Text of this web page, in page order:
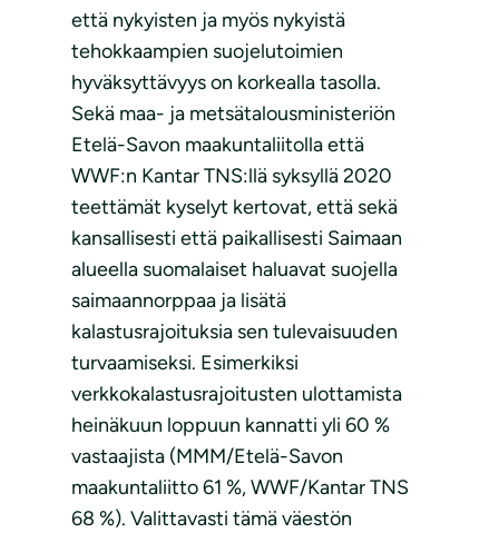
että nykyisten ja myös nykyistä
tehokkaampien suojelutoimien
hyväksyttävyys on korkealla tasolla.
Sekä maa- ja metsätalousministeriön
Etelä-Savon maakuntaliitolla että
WWF:n Kantar TNS:llä syksyllä 2020
teettämät kyselyt kertovat, että sekä
kansallisesti että paikallisesti Saimaan
alueella suomalaiset haluavat suojella
saimaannorppaa ja lisätä
kalastusrajoituksia sen tulevaisuuden
turvaamiseksi. Esimerkiksi
verkkokalastusrajoitusten ulottamista
heinäkuun loppuun kannatti yli 60 %
vastaajista (MMM/Etelä-Savon
maakuntaliitto 61 %, WWF/Kantar TNS
68 %). Valittavasti tämä väestön